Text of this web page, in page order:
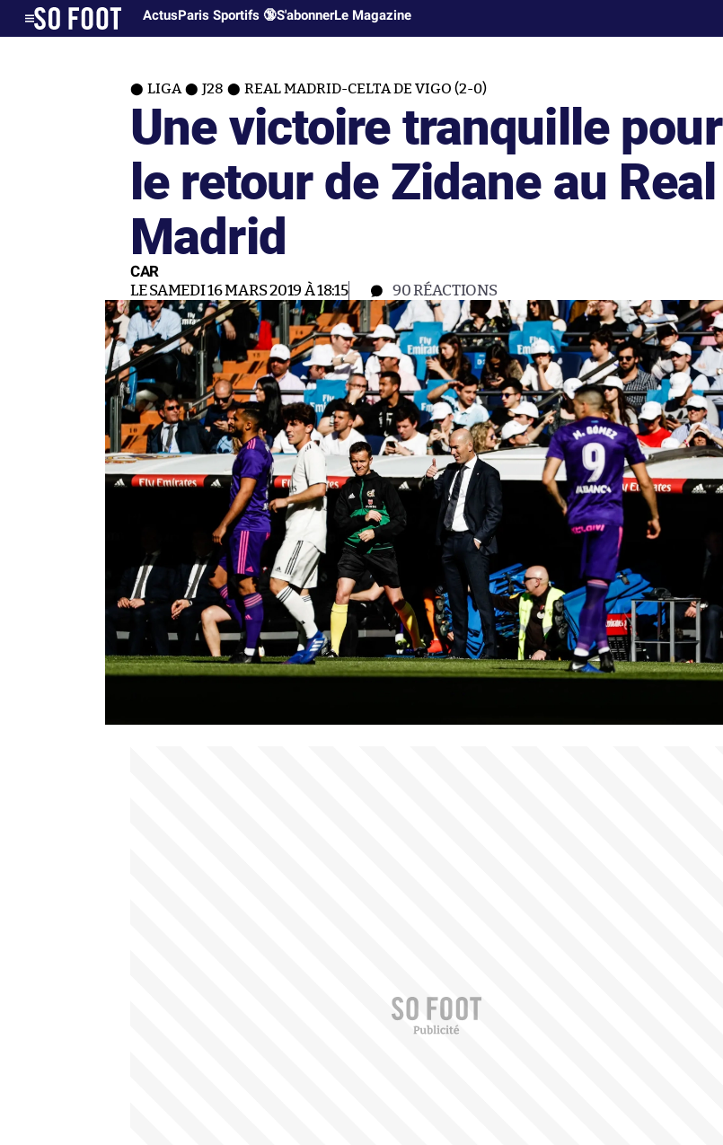
ActusParis Sportifs 🔞S'abonnerLe Magazine
LIGA J28 REAL MADRID-CELTA DE VIGO (2-0)
Une victoire tranquille pour
le retour de Zidane au Real
Madrid
CAR
LE SAMEDI 16 MARS 2019 À 18:15 90RÉACTIONS